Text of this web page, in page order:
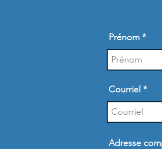
Prénom
Courriel
Adresse